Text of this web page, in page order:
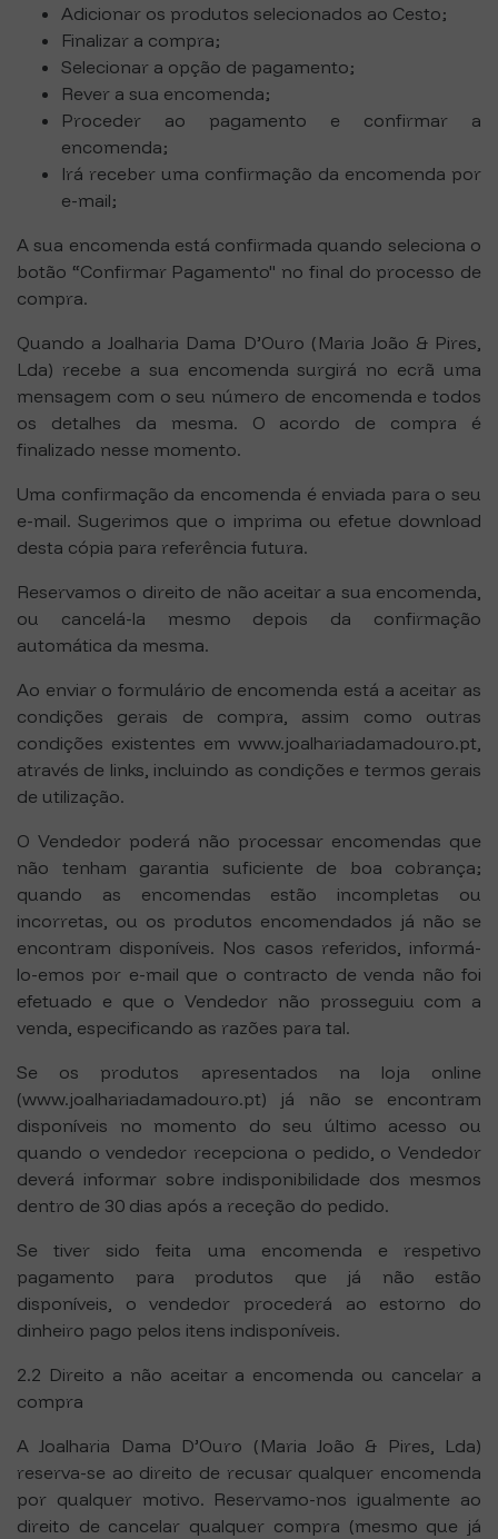
Adicionar os produtos selecionados ao Cesto;
Finalizar a compra;
Selecionar a opção de pagamento;
Rever a sua encomenda;
Proceder ao pagamento e confirmar a
encomenda;
Irá receber uma confirmação da encomenda por
e-mail;
A sua encomenda está confirmada quando seleciona o
botão “Confirmar Pagamento" no final do processo de
compra.
Quando a Joalharia Dama D’Ouro (Maria João & Pires,
Lda) recebe a sua encomenda surgirá no ecrã uma
mensagem com o seu número de encomenda e todos
os detalhes da mesma. O acordo de compra é
finalizado nesse momento.
Uma confirmação da encomenda é enviada para o seu
e-mail. Sugerimos que o imprima ou efetue download
desta cópia para referência futura.
Reservamos o direito de não aceitar a sua encomenda,
ou cancelá-la mesmo depois da confirmação
automática da mesma.
Ao enviar o formulário de encomenda está a aceitar as
condições gerais de compra, assim como outras
condições existentes em www.joalhariadamadouro.pt,
através de links, incluindo as condições e termos gerais
de utilização.
O Vendedor poderá não processar encomendas que
não tenham garantia suficiente de boa cobrança;
quando as encomendas estão incompletas ou
incorretas, ou os produtos encomendados já não se
encontram disponíveis. Nos casos referidos, informá-
lo-emos por e-mail que o contracto de venda não foi
efetuado e que o Vendedor não prosseguiu com a
venda, especificando as razões para tal.
Se os produtos apresentados na loja online
(www.joalhariadamadouro.pt) já não se encontram
disponíveis no momento do seu último acesso ou
quando o vendedor recepciona o pedido, o Vendedor
deverá informar sobre indisponibilidade dos mesmos
dentro de 30 dias após a receção do pedido.
Se tiver sido feita uma encomenda e respetivo
pagamento para produtos que já não estão
disponíveis, o vendedor procederá ao estorno do
dinheiro pago pelos itens indisponíveis.
2.2 Direito a não aceitar a encomenda ou cancelar a
compra
A Joalharia Dama D’Ouro (Maria João & Pires, Lda)
reserva-se ao direito de recusar qualquer encomenda
por qualquer motivo. Reservamo-nos igualmente ao
direito de cancelar qualquer compra (mesmo que já